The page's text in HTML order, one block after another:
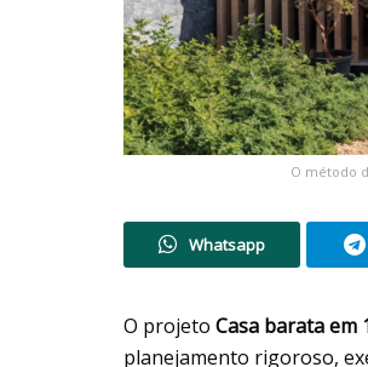
O método
Whatsapp
O projeto Casa barata em
planejamento rigoroso,